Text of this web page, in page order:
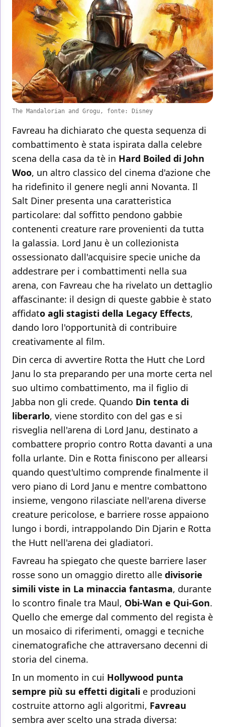
The Mandalorian and Grogu, fonte: Disney
Favreau ha dichiarato che questa sequenza di
combattimento è stata ispirata dalla celebre
scena della casa da tè in Hard Boiled di John
Woo, un altro classico del cinema d'azione che
ha ridefinito il genere negli anni Novanta. Il
Salt Diner presenta una caratteristica
particolare: dal soffitto pendono gabbie
contenenti creature rare provenienti da tutta
la galassia. Lord Janu è un collezionista
ossessionato dall'acquisire specie uniche da
addestrare per i combattimenti nella sua
arena, con Favreau che ha rivelato un dettaglio
affascinante: il design di queste gabbie è stato
affidato agli stagisti della Legacy Effects,
dando loro l'opportunità di contribuire
creativamente al film.
Din cerca di avvertire Rotta the Hutt che Lord
Janu lo sta preparando per una morte certa nel
suo ultimo combattimento, ma il figlio di
Jabba non gli crede. Quando Din tenta di
liberarlo, viene stordito con del gas e si
risveglia nell'arena di Lord Janu, destinato a
combattere proprio contro Rotta davanti a una
folla urlante. Din e Rotta finiscono per allearsi
quando quest'ultimo comprende finalmente il
vero piano di Lord Janu e mentre combattono
insieme, vengono rilasciate nell'arena diverse
creature pericolose, e barriere rosse appaiono
lungo i bordi, intrappolando Din Djarin e Rotta
the Hutt nell'arena dei gladiatori.
Favreau ha spiegato che queste barriere laser
rosse sono un omaggio diretto alle divisorie
simili viste in La minaccia fantasma, durante
lo scontro finale tra Maul, Obi-Wan e Qui-Gon.
Quello che emerge dal commento del regista è
un mosaico di riferimenti, omaggi e tecniche
cinematografiche che attraversano decenni di
storia del cinema.
In un momento in cui Hollywood punta
sempre più su effetti digitali e produzioni
costruite attorno agli algoritmi, Favreau
sembra aver scelto una strada diversa: